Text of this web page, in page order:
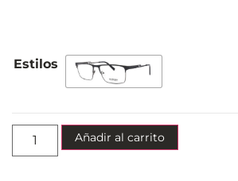
Añadir al carrito